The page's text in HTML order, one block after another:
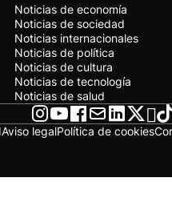
Noticias de economía
Noticias de sociedad
Noticias internacionales
Noticias de política
Noticias de cultura
Noticias de tecnología
Noticias de salud
Aviso legalPolítica de cookies